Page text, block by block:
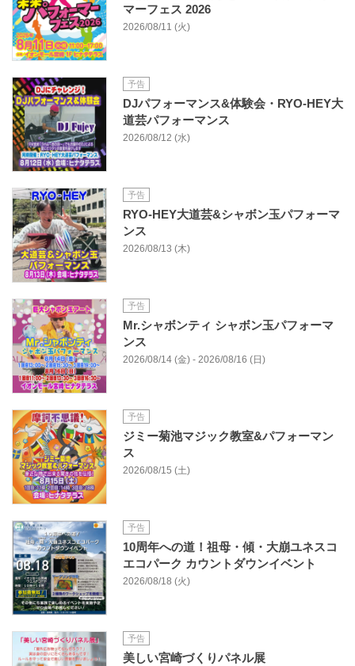
マーフェス 2026
2026/08/11 (火)
予告
DJパフォーマンス&体験会・RYO-HEY大
道芸パフォーマンス
2026/08/12 (水)
予告
RYO-HEY大道芸&シャボン玉パフォーマ
ンス
2026/08/13 (木)
予告
Mr.シャボンティ シャボン玉パフォーマ
ンス
2026/08/14 (金) - 2026/08/16 (日)
予告
ジミー菊池マジック教室&パフォーマン
ス
2026/08/15 (土)
予告
10周年への道！祖母・傾・大崩ユネスコ
エコパーク カウントダウンイベント
2026/08/18 (火)
予告
美しい宮崎づくりパネル展